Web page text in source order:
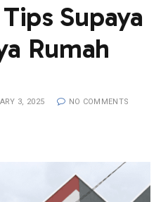
Supaya
Rumah
3, 2025 NO COMMENTS